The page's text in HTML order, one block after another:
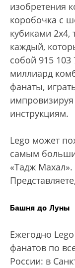
изобретения
коробочка с
кубиками
каждый,
собой 915 103
миллиард
фанаты,
импровизируя
инструкциям.
Lego может
самым
«Тадж
Башня до Луны
Ежегодно
фанатов по
России: в